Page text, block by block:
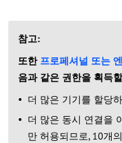
참고:
또한 프로페셔널 또는
음과 같은 권한을 획득
더 많은 기기를 할당
더 많은 동시 연결을
만 허용되므로, 10개